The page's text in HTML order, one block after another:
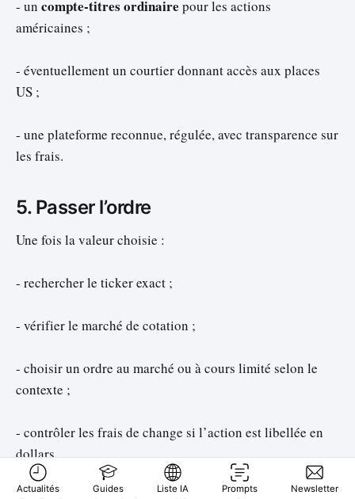
- un compte-titres ordinaire pour les actions
américaines ;
- éventuellement un courtier donnant accès aux places
US ;
- une plateforme reconnue, régulée, avec transparence sur
les frais.
5. Passer l’ordre
Une fois la valeur choisie :
- rechercher le ticker exact ;
- vérifier le marché de cotation ;
- choisir un ordre au marché ou à cours limité selon le
contexte ;
- contrôler les frais de change si l’action est libellée en
dollars.
Actualités Guides Liste IA Prompts Newsletter